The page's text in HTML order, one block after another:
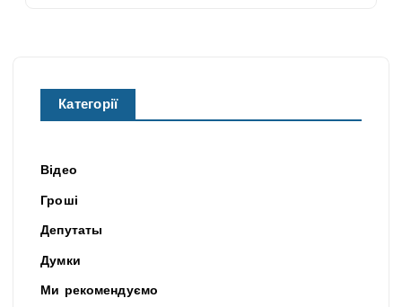
Категорії
Відео
Гроші
Депутаты
Думки
Ми рекомендуємо